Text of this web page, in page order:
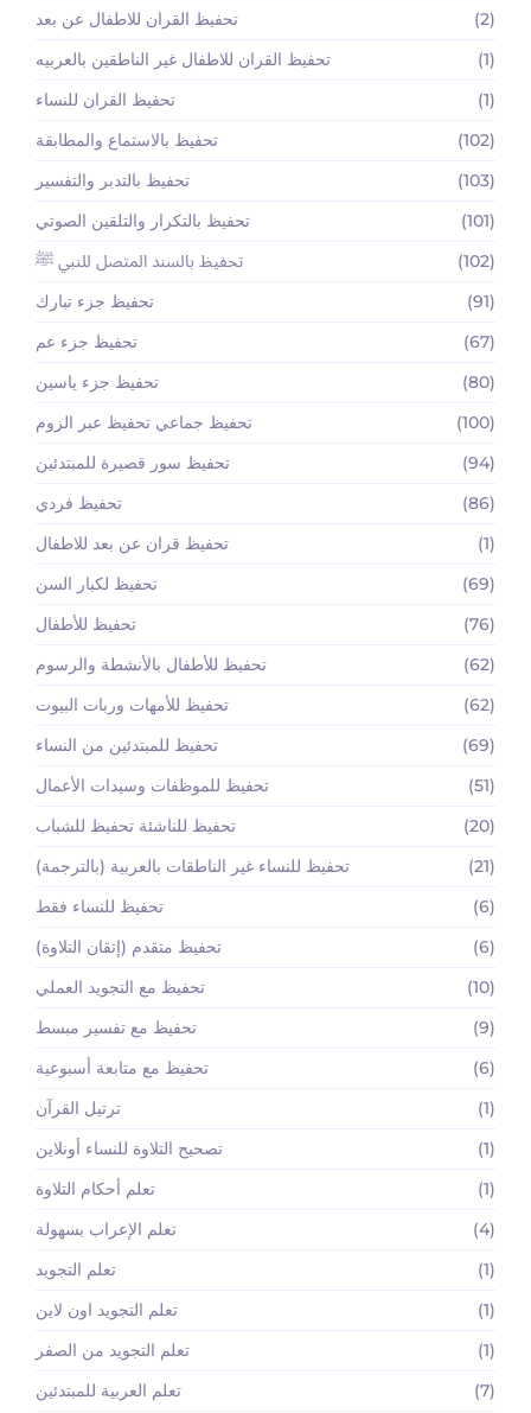
تحفيظ القران للاطفال عن بعد
(2)
تحفيظ القران للاطفال غير الناطقين بالعربيه
(1)
تحفيظ القران للنساء
(1)
تحفيظ بالاستماع والمطابقة
(102)
تحفيظ بالتدبر والتفسير
(103)
تحفيظ بالتكرار والتلقين الصوتي
(101)
تحفيظ بالسند المتصل للنبي ﷺ
(102)
تحفيظ جزء تبارك
(91)
تحفيظ جزء عم
(67)
تحفيظ جزء ياسين
(80)
تحفيظ جماعي تحفيظ عبر الزوم
(100)
تحفيظ سور قصيرة للمبتدئين
(94)
تحفيظ فردي
(86)
تحفيظ قران عن بعد للاطفال
(1)
تحفيظ لكبار السن
(69)
تحفيظ للأطفال
(76)
تحفيظ للأطفال بالأنشطة والرسوم
(62)
تحفيظ للأمهات وربات البيوت
(62)
تحفيظ للمبتدئين من النساء
(69)
تحفيظ للموظفات وسيدات الأعمال
(51)
تحفيظ للناشئة تحفيظ للشباب
(20)
تحفيظ للنساء غير الناطقات بالعربية (بالترجمة)
(21)
تحفيظ للنساء فقط
(6)
تحفيظ متقدم (إتقان التلاوة)
(6)
تحفيظ مع التجويد العملي
(10)
تحفيظ مع تفسير مبسط
(9)
تحفيظ مع متابعة أسبوعية
(6)
ترتيل القرآن
(1)
تصحيح التلاوة للنساء أونلاين
(1)
تعلم أحكام التلاوة
(1)
تعلم الإعراب بسهولة
(4)
تعلم التجويد
(1)
تعلم التجويد اون لاين
(1)
تعلم التجويد من الصفر
(1)
تعلم العربية للمبتدئين
(7)